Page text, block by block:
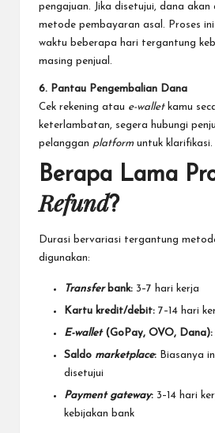
pengajuan. Jika disetujui, dana akan
metode pembayaran asal. Proses
waktu beberapa hari tergantung
masing penjual.
6. Pantau Pengembalian Dana
Cek rekening atau e-walletkamu
keterlambatan, segera hubungi
pelanggan platformuntuk klarifikasi.
Berapa Lama
Refund?
Durasi bervariasi tergantung
digunakan:
Transferbank: 3–7 hari kerja
Kartu kredit/debit: 7–14 hari
E-wallet(GoPay, OVO, Dana):
Saldo marketplace: Biasanya
disetujui
Payment gateway: 3–14 hari
kebijakan bank